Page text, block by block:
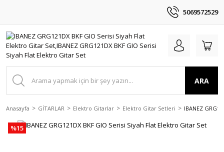
5069572529
ARA
Anasayfa GİTARLAR Elektro Gitarlar Elektro Gitar Setleri IBANEZ
%15